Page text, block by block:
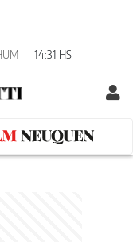
14:31 HS